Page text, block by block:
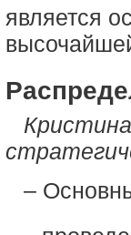
является
–